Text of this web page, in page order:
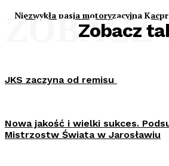
Niezwykła pasja motoryzacyjna
Zobacz
ZOBACZ
JKS zaczyna od remisu
Nowa jakość i wielki sukces.
Mistrzostw Świata w Jarosławiu